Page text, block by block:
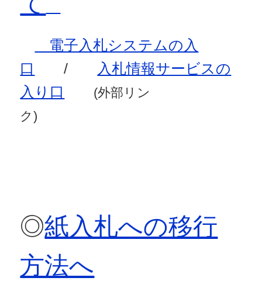
電子入札システムの入
口
/
入札情報サービスの
入り口
(外部リン
ク)
◎紙入札への移行
方法へ